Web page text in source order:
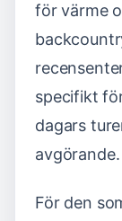
för värme
specifikt
dagars
avgörande.
För den